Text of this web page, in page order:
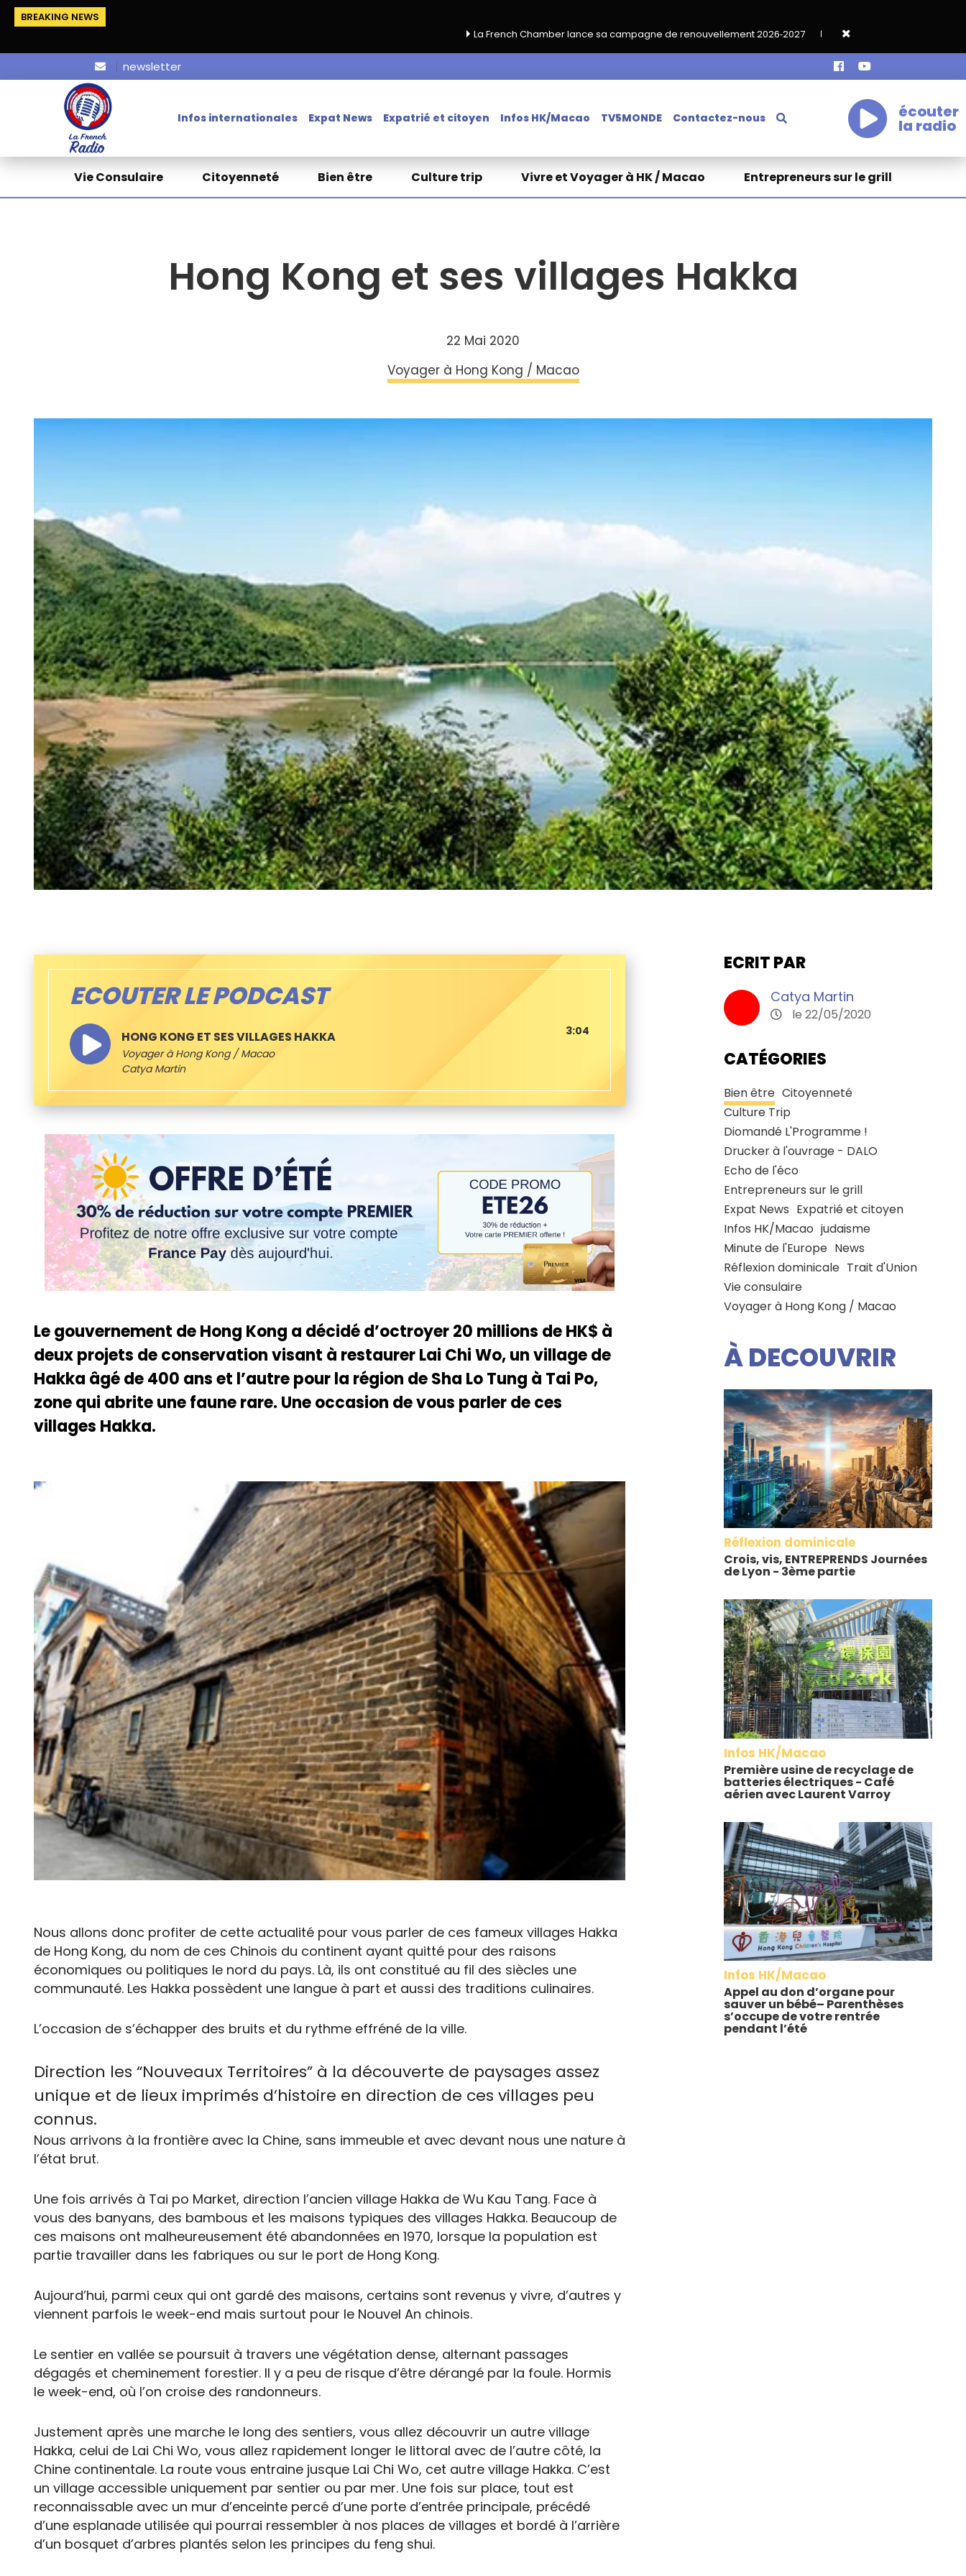
BREAKING NEWS
La French Chamber lance sa campagne de renouvellement 2026‑2027
Grand café de rentrée HKA le vendredi 18
newsletter
Infos internationales Expat News Expatrié et citoyen Infos HK/Macao TV5MONDE Contactez-nous écouter
la radio
Vie Consulaire Citoyenneté Bien être Culture trip Vivre et Voyager à HK / Macao Entrepreneurs sur le grill
Hong Kong et ses villages Hakka
22 Mai 2020
Voyager à Hong Kong / Macao
ECOUTER LE PODCAST
HONG KONG ET SES VILLAGES HAKKA
Voyager à Hong Kong / Macao
Catya Martin
3:04
Le gouvernement de Hong Kong a décidé d’octroyer 20 millions de HK$ à
deux projets de conservation visant à restaurer Lai Chi Wo, un village de
Hakka âgé de 400 ans et l’autre pour la région de Sha Lo Tung à Tai Po,
zone qui abrite une faune rare. Une occasion de vous parler de ces
villages Hakka.
Nous allons donc profiter de cette actualité pour vous parler de ces fameux villages Hakka
de Hong Kong, du nom de ces Chinois du continent ayant quitté pour des raisons
économiques ou politiques le nord du pays. Là, ils ont constitué au fil des siècles une
communauté. Les Hakka possèdent une langue à part et aussi des traditions culinaires.
L’occasion de s’échapper des bruits et du rythme effréné de la ville.
Direction les “Nouveaux Territoires” à la découverte de paysages assez
unique et de lieux imprimés d’histoire en direction de ces villages peu
connus.
Nous arrivons à la frontière avec la Chine, sans immeuble et avec devant nous une nature à
l’état brut.
Une fois arrivés à Tai po Market, direction l’ancien village Hakka de Wu Kau Tang. Face à
vous des banyans, des bambous et les maisons typiques des villages Hakka. Beaucoup de
ces maisons ont malheureusement été abandonnées en 1970, lorsque la population est
partie travailler dans les fabriques ou sur le port de Hong Kong.
Aujourd’hui, parmi ceux qui ont gardé des maisons, certains sont revenus y vivre, d’autres y
viennent parfois le week-end mais surtout pour le Nouvel An chinois.
Le sentier en vallée se poursuit à travers une végétation dense, alternant passages
dégagés et cheminement forestier. Il y a peu de risque d’être dérangé par la foule. Hormis
le week-end, où l’on croise des randonneurs.
Justement après une marche le long des sentiers, vous allez découvrir un autre village
Hakka, celui de Lai Chi Wo, vous allez rapidement longer le littoral avec de l’autre côté, la
Chine continentale. La route vous entraine jusque Lai Chi Wo, cet autre village Hakka. C’est
un village accessible uniquement par sentier ou par mer. Une fois sur place, tout est
reconnaissable avec un mur d’enceinte percé d’une porte d’entrée principale, précédé
d’une esplanade utilisée qui pourrai ressembler à nos places de villages et bordé à l’arrière
d’un bosquet d’arbres plantés selon les principes du feng shui.
ECRIT PAR
Catya Martin
le 22/05/2020
CATÉGORIES
Bien être Citoyenneté
Culture Trip
Diomandé L'Programme !
Drucker à l'ouvrage - DALO
Echo de l'éco
Entrepreneurs sur le grill
Expat News Expatrié et citoyen
Infos HK/Macao judaisme
Minute de l'Europe News
Réflexion dominicale Trait d'Union
Vie consulaire
Voyager à Hong Kong / Macao
À DECOUVRIR
Réflexion dominicale
Crois, vis, ENTREPRENDS Journées
de Lyon - 3ème partie
Infos HK/Macao
Première usine de recyclage de
batteries électriques - Café
aérien avec Laurent Varroy
Infos HK/Macao
Appel au don d’organe pour
sauver un bébé– Parenthèses
s’occupe de votre rentrée
pendant l’été